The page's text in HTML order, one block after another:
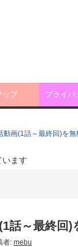
ップ プライバ
動画(1話～最終回)を
ます
話～最終回
者: mebu